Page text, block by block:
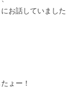
お話していました
ょー！